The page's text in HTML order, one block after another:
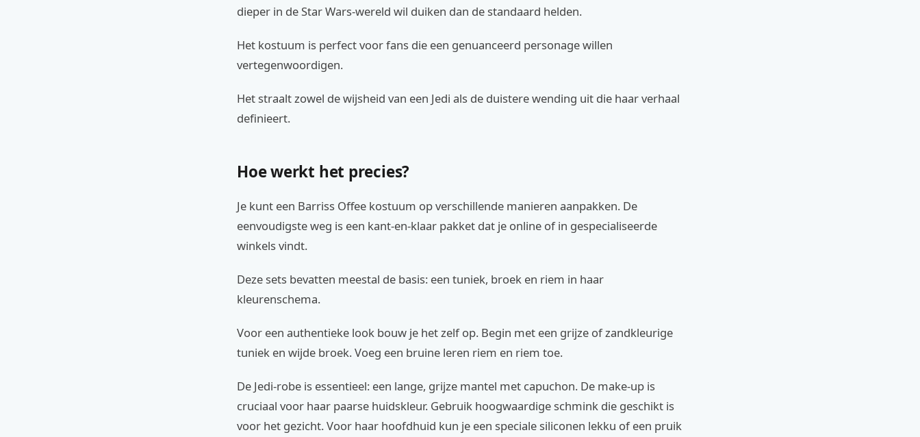
dieper in de Star Wars-wereld wil duiken dan de standaard helden.
Het kostuum is perfect voor fans die een genuanceerd personage willen
vertegenwoordigen.
Het straalt zowel de wijsheid van een Jedi als de duistere wending uit die haar verhaal
definieert.
Hoe werkt het precies?
Je kunt een Barriss Offee kostuum op verschillende manieren aanpakken. De
eenvoudigste weg is een kant-en-klaar pakket dat je online of in gespecialiseerde
winkels vindt.
Deze sets bevatten meestal de basis: een tuniek, broek en riem in haar
kleurenschema.
Voor een authentieke look bouw je het zelf op. Begin met een grijze of zandkleurige
tuniek en wijde broek. Voeg een bruine leren riem en riem toe.
De Jedi-robe is essentieel: een lange, grijze mantel met capuchon. De make-up is
cruciaal voor haar paarse huidskleur. Gebruik hoogwaardige schmink die geschikt is
voor het gezicht. Voor haar hoofdhuid kun je een speciale siliconen lekku of een pruik